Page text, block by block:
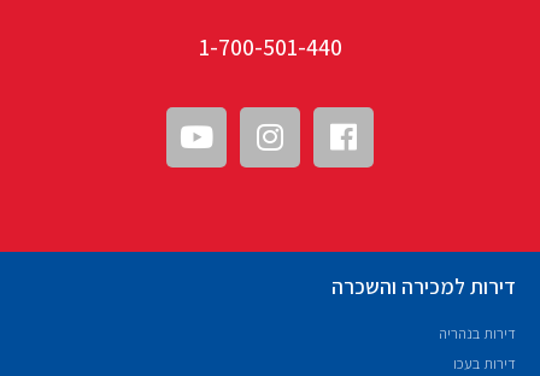
1-700-501-440
דירות למכירה והשכרה
דירות בנהריה
דירות בעכו